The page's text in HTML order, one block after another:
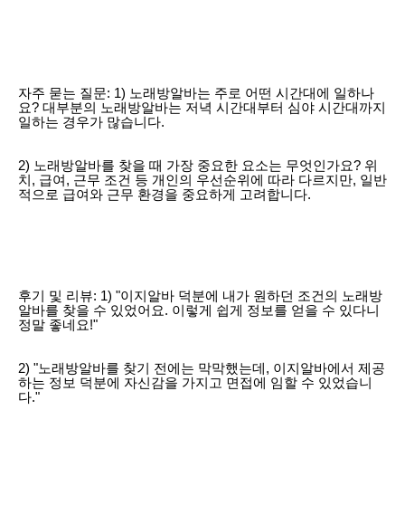
자주 묻는 질문: 1) 노래방알바는 주로 어떤 시간대에 일하나
요? 대부분의 노래방알바는 저녁 시간대부터 심야 시간대까지
일하는 경우가 많습니다.
2) 노래방알바를 찾을 때 가장 중요한 요소는 무엇인가요? 위
치, 급여, 근무 조건 등 개인의 우선순위에 따라 다르지만, 일반
적으로 급여와 근무 환경을 중요하게 고려합니다.
후기 및 리뷰: 1) "이지알바 덕분에 내가 원하던 조건의 노래방
알바를 찾을 수 있었어요. 이렇게 쉽게 정보를 얻을 수 있다니
정말 좋네요!"
2) "노래방알바를 찾기 전에는 막막했는데, 이지알바에서 제공
하는 정보 덕분에 자신감을 가지고 면접에 임할 수 있었습니
다."